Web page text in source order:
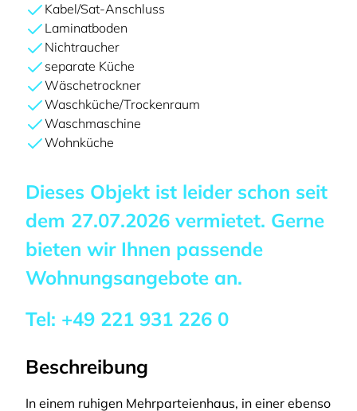
Kabel/Sat-Anschluss
Laminatboden
Nichtraucher
separate Küche
Wäschetrockner
Waschküche/Trockenraum
Waschmaschine
Wohnküche
Dieses Objekt ist leider schon seit
dem 27.07.2026 vermietet. Gerne
bieten wir Ihnen passende
Wohnungsangebote an.
Tel: +49 221 931 226 0
Beschreibung
In einem ruhigen Mehrparteienhaus, in einer ebenso